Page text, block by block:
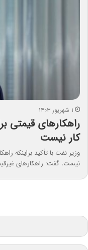
۱ شهریور ۱۴۰۳
راهکارهای قیمتی
کار نیست
وزیر نفت با تأکید براینکه
نیست، گفت: راهکارهای